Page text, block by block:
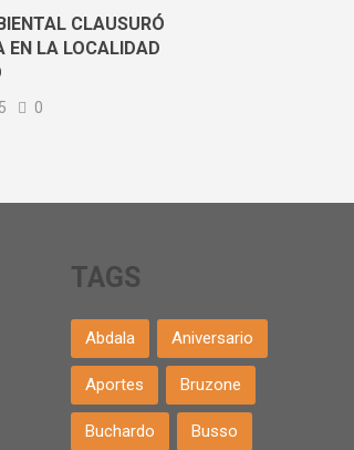
CLAUSURÓ
EN LA LOCALIDAD
0
TAGS
Abdala Aniversario
Aportes Bruzone
Buchardo Busso